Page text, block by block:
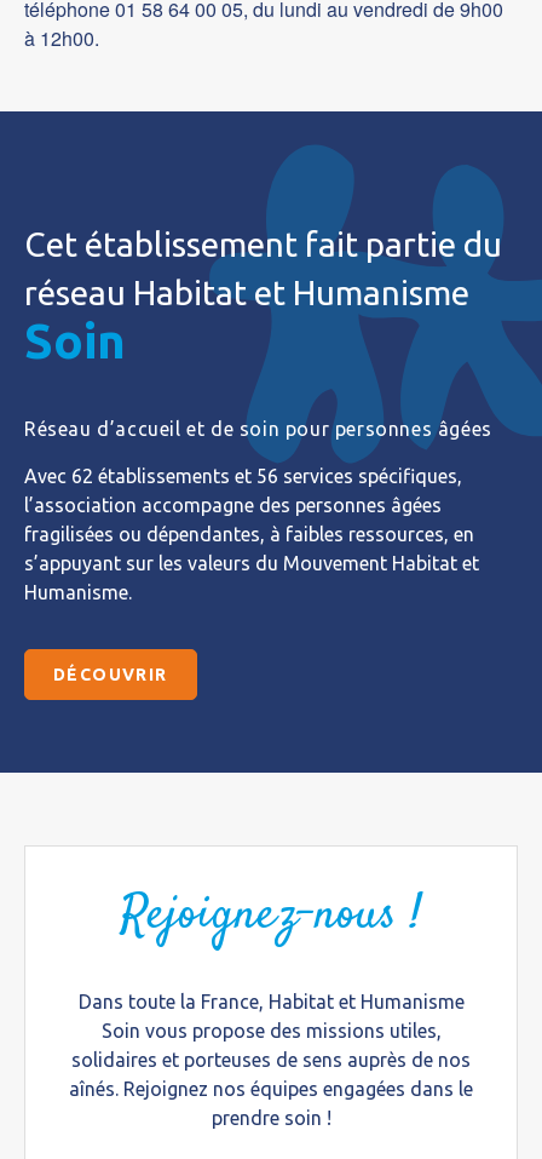
téléphone 01 58 64 00 05, du lundi au vendredi de 9h00
à 12h00.
Cet établissement fait partie du
réseau Habitat et Humanisme
Soin
Réseau d’accueil et de soin pour personnes âgées
Avec 62 établissements et 56 services spécifiques,
l’association accompagne des personnes âgées
fragilisées ou dépendantes, à faibles ressources, en
s’appuyant sur les valeurs du Mouvement Habitat et
Humanisme.
DÉCOUVRIR
Rejoignez-nous !
Dans toute la France, Habitat et Humanisme
Soin vous propose des missions utiles,
solidaires et porteuses de sens auprès de nos
aînés. Rejoignez nos équipes engagées dans le
prendre soin !